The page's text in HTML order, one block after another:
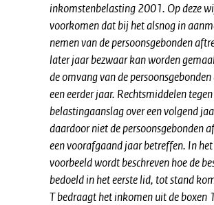
inkomstenbelasting 2001. Op deze
voorkomen dat bij het alsnog in
nemen van de persoonsgebonden
later jaar bezwaar kan worden
de omvang van de
een eerder jaar. Rechtsmiddelen
belastingaanslag over een volgend
daardoor niet de persoonsgebonden
een voorafgaand jaar betreffen. In
voorbeeld wordt beschreven hoe de
bedoeld in het eerste lid, tot stand
T bedraagt het inkomen uit de boxen